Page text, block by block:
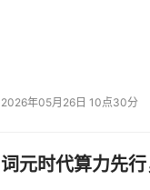
2026年05月26日 10点30分
词元时代算力先